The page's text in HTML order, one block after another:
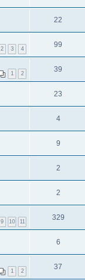
22
2 3 4 99
1 2 39
23
4
9
2
2
9 10 11 329
6
1 2 37